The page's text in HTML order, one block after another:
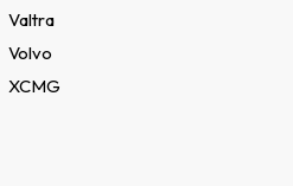
Valtra
Volvo
XCMG